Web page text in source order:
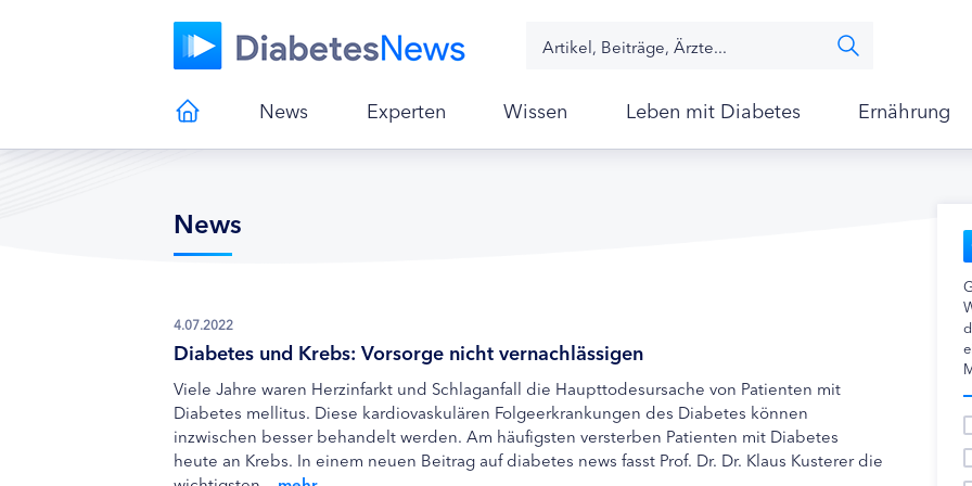
News Experten Wissen Leben mit Diabetes Ernährung
News
4.07.2022
Diabetes und Krebs: Vorsorge nicht vernachlässigen
Viele Jahre waren Herzinfarkt und Schlaganfall die Haupttodesursache von Patienten mit
Diabetes mellitus. Diese kardiovaskulären Folgeerkrankungen des Diabetes können
inzwischen besser behandelt werden. Am häufigsten versterben Patienten mit Diabetes
heute an Krebs. In einem neuen Beitrag auf diabetes news fasst Prof. Dr. Dr. Klaus Kusterer die